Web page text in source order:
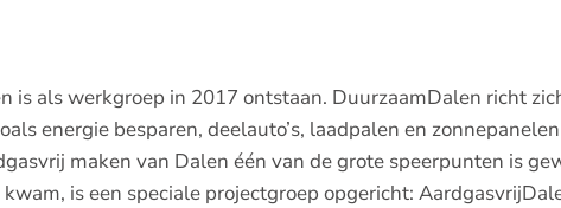
is als werkgroep in 2017 ontstaan. DuurzaamDalen richt
energie besparen, deelauto’s, laadpalen en
maken van Dalen één van de grote speerpunten is
is een speciale projectgroep opgericht: